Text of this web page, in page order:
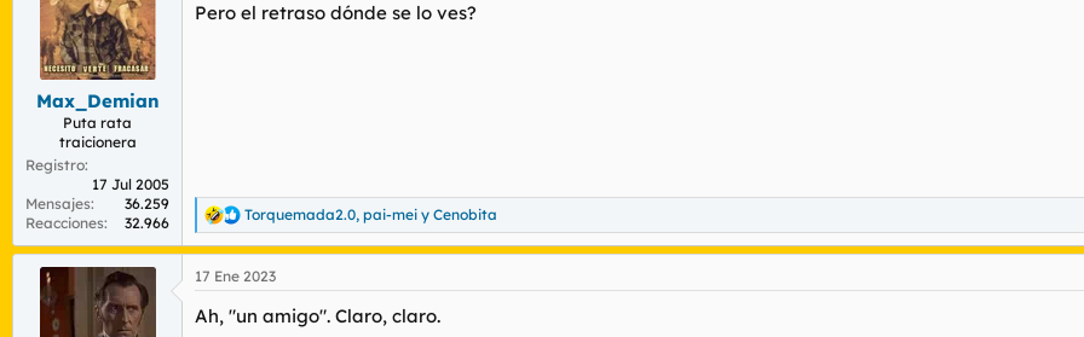
i
Max_Demian
Puta rata
traicionera
Registro
17 Jul 2005
Mensajes
36.259
Reacciones
32.966
Pero el retraso dónde se lo ves?
R
e
a
c
i
Torquemada2.0, pai-mei y Cenobita
17 Ene 2023
Ah, "un amigo". Claro, claro.